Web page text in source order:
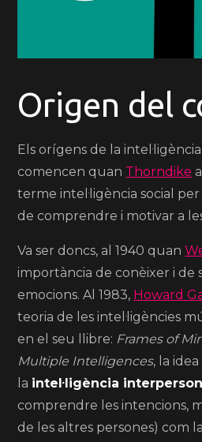
Origen del
Els orígens de la
comencen quan Thorndike
terme intel·ligència social
de comprendre i motivar a
Va ser doncs, al 1940 quan
importància de conèixer i de
emocions. Al 1983, Howard
teoria de les intel·ligències
en el seu llibre: Frames of
Multiple Intelligences, la
la intel·ligència
comprendre les intencions,
de les altres persones) com la